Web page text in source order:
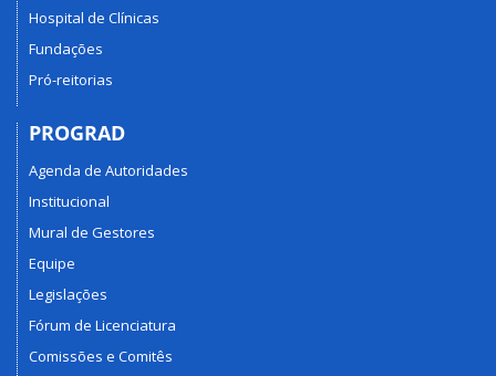
Hospital de Clínicas
Fundações
Pró-reitorias
PROGRAD
Agenda de Autoridades
Institucional
Mural de Gestores
Equipe
Legislações
Fórum de Licenciatura
Comissões e Comitês